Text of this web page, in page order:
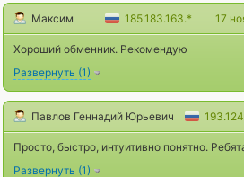
Максим 185.183.163.* 17
Хороший обменник. Рекомендую
Развернуть (1)
Павлов Геннадий Юрьевич
Просто, быстро, интуитивно понятно.
Развернуть (1)